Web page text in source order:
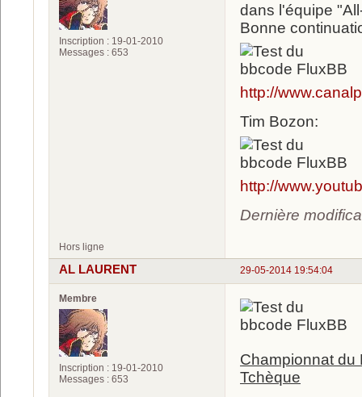
Inscription : 19-01-2010
Messages : 653
dans l'équipe
Bonne
http://
Tim Bozon:
http://
Dernière
Hors ligne
29-05-2014 19:54:04
AL LAURENT
Membre
Inscription : 19-01-2010
Messages : 653
Championnat
Tchèque